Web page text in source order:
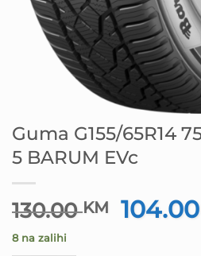
Guma G155/65R14
5 BARUM EVc
130.00KM
Izvorna
cijena
104.00
8 na zalihi